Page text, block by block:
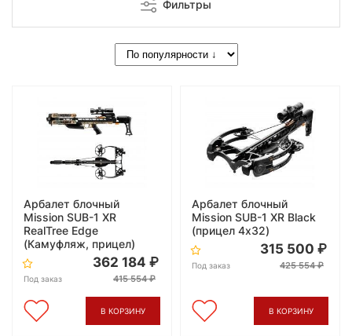
Фильтры
Арбалет блочный
Mission SUB-1 XR
RealTree Edge
(Камуфляж, прицел)
Под заказ
362 184
415 554
В КОРЗИНУ
Арбалет блочный
Mission SUB-1 XR Black
(прицел 4х32)
Под заказ
315 500
425 554
В КОРЗИНУ